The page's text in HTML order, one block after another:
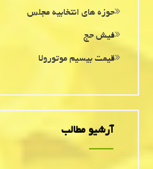
حوزه های انتخابیه مجلس
فیش حج
قیمت بیسیم موتورولا
آرشیو مطالب